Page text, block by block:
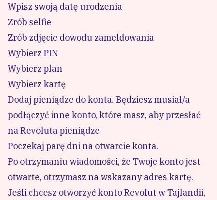
Wpisz swoją datę urodzenia
Zrób selfie
Zrób zdjęcie dowodu zameldowania
Wybierz PIN
Wybierz plan
Wybierz kartę
Dodaj pieniądze do konta. Będziesz musiał/a
podłączyć inne konto, które masz, aby przesłać
na Revoluta pieniądze
Poczekaj parę dni na otwarcie konta.
Po otrzymaniu wiadomości, że Twoje konto jest
otwarte, otrzymasz na wskazany adres kartę.
Jeśli chcesz otworzyć konto Revolut w Tajlandii,